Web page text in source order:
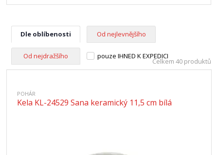
Dle oblíbenosti Od nejlevnějšího
Od nejdražšího pouze IHNED K EXPEDICI
Celkem 40 produktů
POHÁR
Kela KL-24529 Sana keramický 11,5 cm bílá